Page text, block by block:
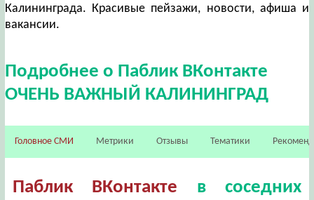
Калининграда. Красивые пейзажи, новости, афиша и
вакансии.
Подробнее о Паблик ВКонтакте
ОЧЕНЬ ВАЖНЫЙ КАЛИНИНГРАД
Головное СМИ Метрики Отзывы Тематики
Паблик ВКонтакте в соседних